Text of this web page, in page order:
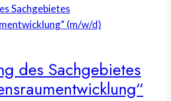
des Sachgebietes